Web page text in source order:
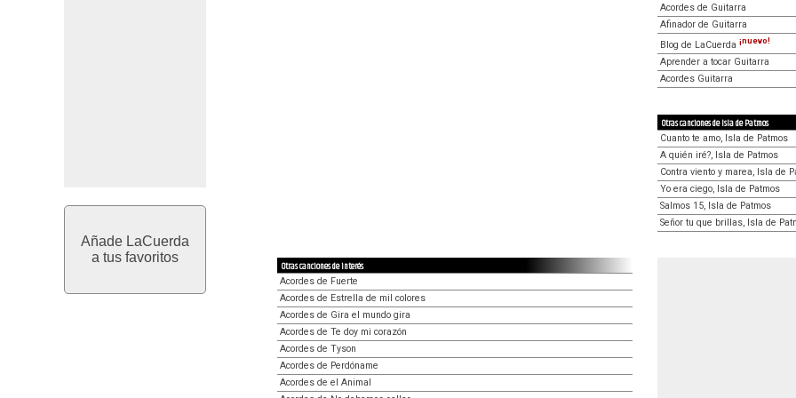
Añade LaCuerda
a tus favoritos
Acordes de Guitarra
Afinador de Guitarra
Blog de LaCuerda ¡nuevo!
Aprender a tocar Guitarra
Acordes Guitarra
Otras canciones de Isla de Patmos
Cuanto te amo, Isla de Patmos
A quién iré?, Isla de Patmos
Contra viento y marea, Isla de
Yo era ciego, Isla de Patmos
Salmos 15, Isla de Patmos
Señor tu que brillas, Isla de
Otras canciones de interés
Acordes de Fuerte
Acordes de Estrella de mil colores
Acordes de Gira el mundo gira
Acordes de Te doy mi corazón
Acordes de Tyson
Acordes de Perdóname
Acordes de el Animal